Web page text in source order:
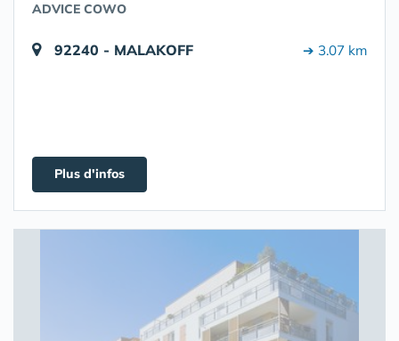
ADVICE COWO
92240 - MALAKOFF ➔ 3.07 km
Plus d'infos